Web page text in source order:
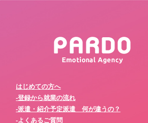
はじめての方へ
-登録から就業の流れ
-派遣・紹介予定派遣 何が違うの？
-よくあるご質問